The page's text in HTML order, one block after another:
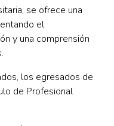
se ofrece una
el
y una comprensión
los egresados de
de Profesional